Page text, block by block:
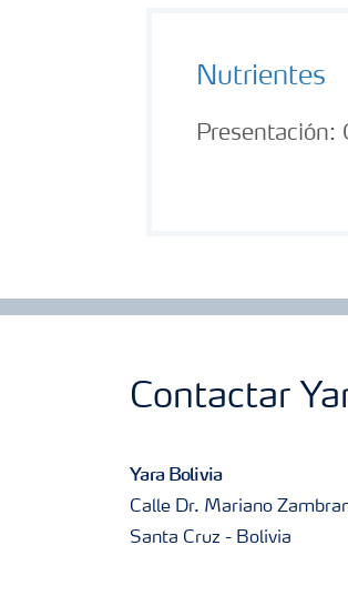
Nutrientes
Presentación:
Contactar
Yara Bolivia
Calle Dr. Mariano
Santa Cruz - Bolivia